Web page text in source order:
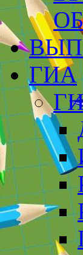
ГИА